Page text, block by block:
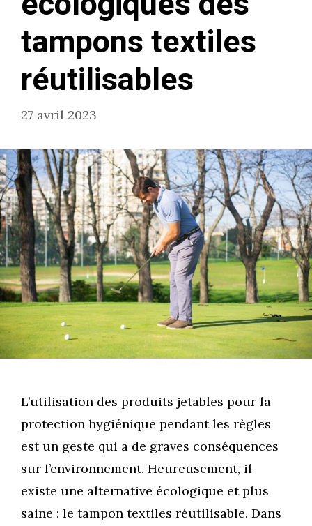
tampons textiles
réutilisables
27 avril 2023
L’utilisation des produits jetables pour la
protection hygiénique pendant les règles
est un geste qui a de graves conséquences
sur l’environnement. Heureusement, il
existe une alternative écologique et plus
saine : le tampon textiles réutilisable. Dans